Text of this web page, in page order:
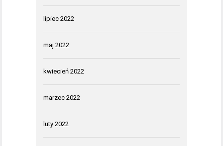
lipiec 2022
maj 2022
kwiecień 2022
marzec 2022
luty 2022